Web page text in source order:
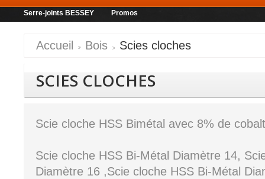
Serre-joints BESSEY Promos
Accueil Bois Scies cloches
SCIES CLOCHES
Scie cloche HSS Bimétal avec 8% de cobalt
Scie cloche HSS Bi-Métal Diamètre 14,
Diamètre 16 ,Scie cloche HSS Bi-Métal